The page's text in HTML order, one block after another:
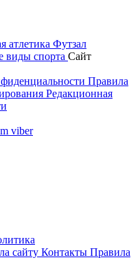
атлетика Футзал
виды спорта Сайт
Правила
Редакционная
viber
сайту Контакты Правила